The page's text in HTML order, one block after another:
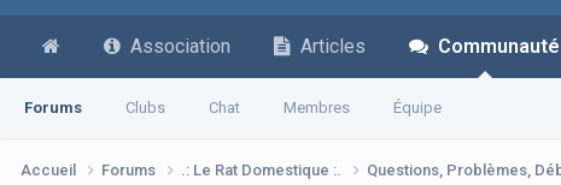
Association Articles Communauté
Forums Clubs Chat Membres Équipe
Accueil Forums .: Le Rat Domestique :. Questions, Problèmes,